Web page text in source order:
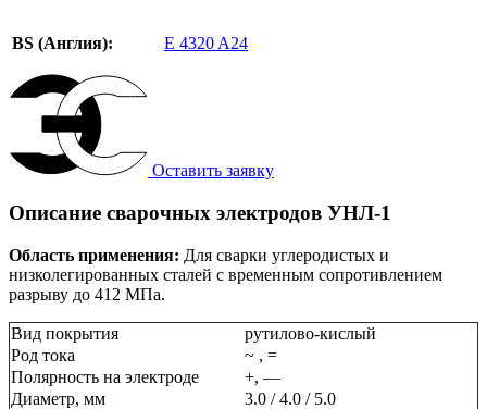
BS (Англия): E 4320 A24
Оставить заявку
Описание сварочных электродов УНЛ-1
Область применения: Для сварки углеродистых и
низколегированных сталей с временным сопротивлением
разрыву до 412 МПа.
Вид покрытия
рутилово-кислый
Род тока
~ , =
Полярность на электроде
+, —
Диаметр, мм
3.0 / 4.0 / 5.0